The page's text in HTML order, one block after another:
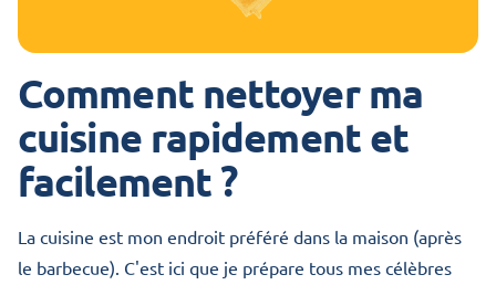
Comment nettoyer ma
cuisine rapidement et
facilement ?
La cuisine est mon endroit préféré dans la maison (après
le barbecue). C'est ici que je prépare tous mes célèbres